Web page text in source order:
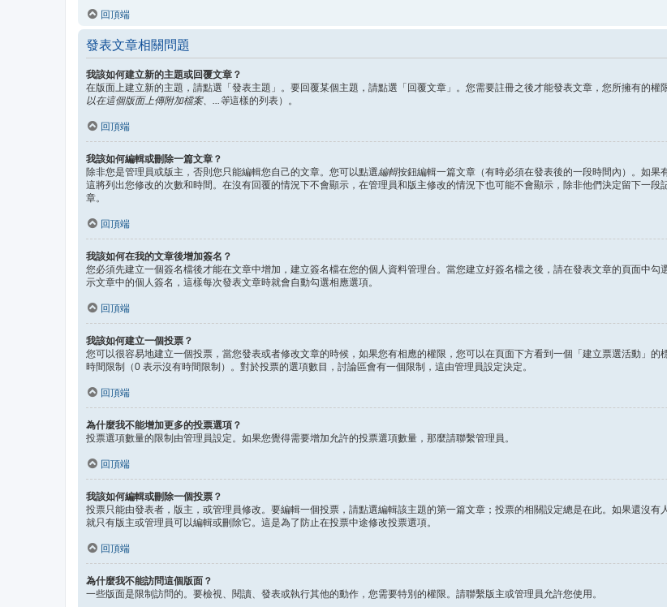
回頂端
發表文章相關問題
我該如何建立新的主題或回覆文章？
在版面上建立新的主題，請點選「發表主題」。要回覆某個主題，請點選「回覆文章」。您需要註冊之後才能發表文章，您所擁有的權
以在這個版面上傳附加檔案、...等這樣的列表）。
回頂端
我該如何編輯或刪除一篇文章？
除非您是管理員或版主，否則您只能編輯您自己的文章。您可以點選編輯按鈕編輯一篇文章（有時必須在發表後的一段時間內）。如果
這將列出您修改的次數和時間。在沒有回覆的情況下不會顯示，在管理員和版主修改的情況下也可能不會顯示，除非他們決定留下一
章。
回頂端
我該如何在我的文章後增加簽名？
您必須先建立一個簽名檔後才能在文章中增加，建立簽名檔在您的個人資料管理台。當您建立好簽名檔之後，請在發表文章的頁面中勾
示文章中的個人簽名，這樣每次發表文章時就會自動勾選相應選項。
回頂端
我該如何建立一個投票？
您可以很容易地建立一個投票，當您發表或者修改文章的時候，如果您有相應的權限，您可以在頁面下方看到一個「建立票選活動」
時間限制（0 表示沒有時間限制）。對於投票的選項數目，討論區會有一個限制，這由管理員設定決定。
回頂端
為什麼我不能增加更多的投票選項？
投票選項數量的限制由管理員設定。如果您覺得需要增加允許的投票選項數量，那麼請聯繫管理員。
回頂端
我該如何編輯或刪除一個投票？
投票只能由發表者，版主，或管理員修改。要編輯一個投票，請點選編輯該主題的第一篇文章；投票的相關設定總是在此。如果還沒
就只有版主或管理員可以編輯或刪除它。這是為了防止在投票中途修改投票選項。
回頂端
為什麼我不能訪問這個版面？
一些版面是限制訪問的。要檢視、閱讀、發表或執行其他的動作，您需要特別的權限。請聯繫版主或管理員允許您使用。